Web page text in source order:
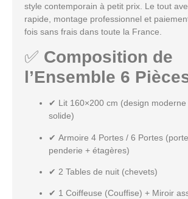
style contemporain à petit prix. Le tout
rapide
montage professionnel et
fois sans frais dans toute la France.
✅ Composition de
l’Ensemble 6
✔ Lit 160×200 cm (design
solide)
✔ Armoire 4 Portes / 6 Portes
penderie + étagères)
✔ 2 Tables de nuit (chevets)
✔ 1 Coiffeuse (Couffise) + Miroir